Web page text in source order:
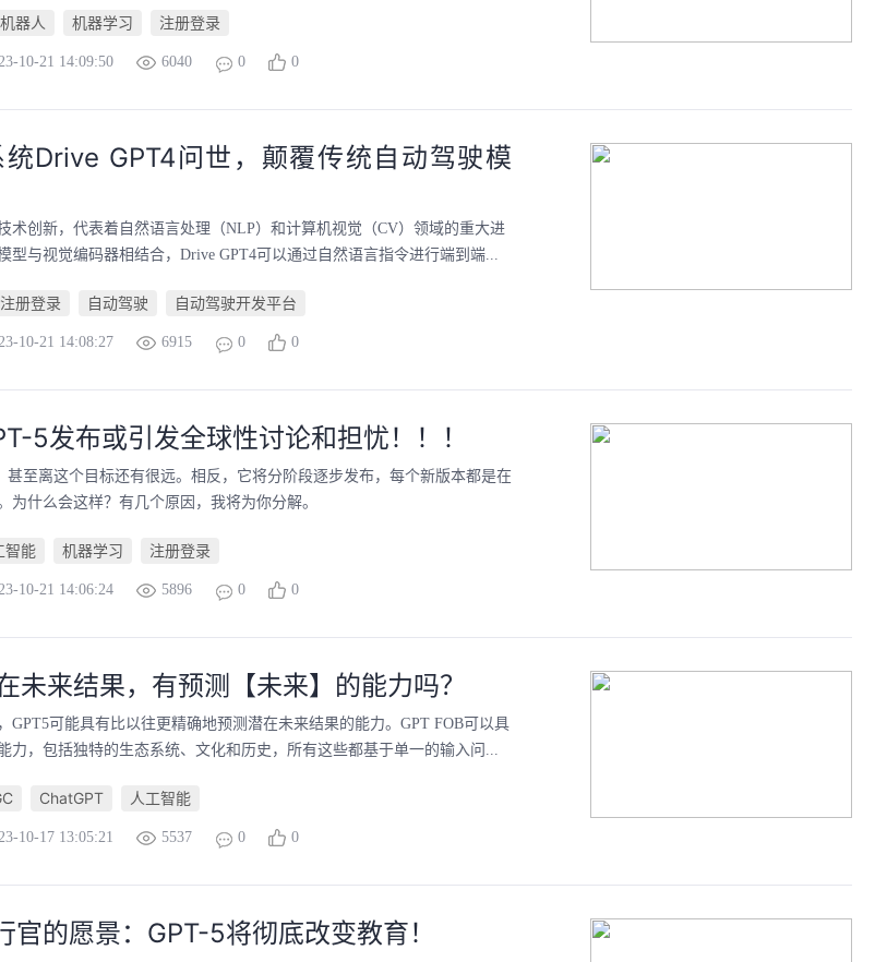
机器人 机器学习 注册登录
10-21 14:09:50 6040 0 0
Drive GPT4问世，颠覆传统自动驾驶模
术创新，代表着自然语言处理（NLP）和计算机视觉（CV）领域的重大进
型与视觉编码器相结合，Drive GPT4可以通过自然语言指令进行端到端...
注册登录 自动驾驶 自动驾驶开发平台
10-21 14:08:27 6915 0 0
5发布或引发全球性讨论和担忧！！！
甚至离这个目标还有很远。相反，它将分阶段逐步发布，每个新版本都是在
为什么会这样？有几个原因，我将为你分解。
智能 机器学习 注册登录
10-21 14:06:24 5896 0 0
未来结果，有预测【未来】的能力吗？
GPT5可能具有比以往更精确地预测潜在未来结果的能力。GPT FOB可以具
力，包括独特的生态系统、文化和历史，所有这些都基于单一的输入问...
ChatGPT 人工智能
10-17 13:05:21 5537 0 0
官的愿景：GPT-5将彻底改变教育！